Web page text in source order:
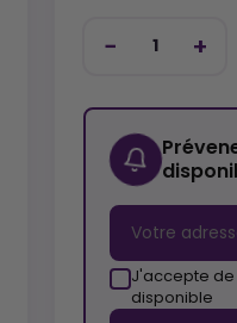
J'accepte
disponible